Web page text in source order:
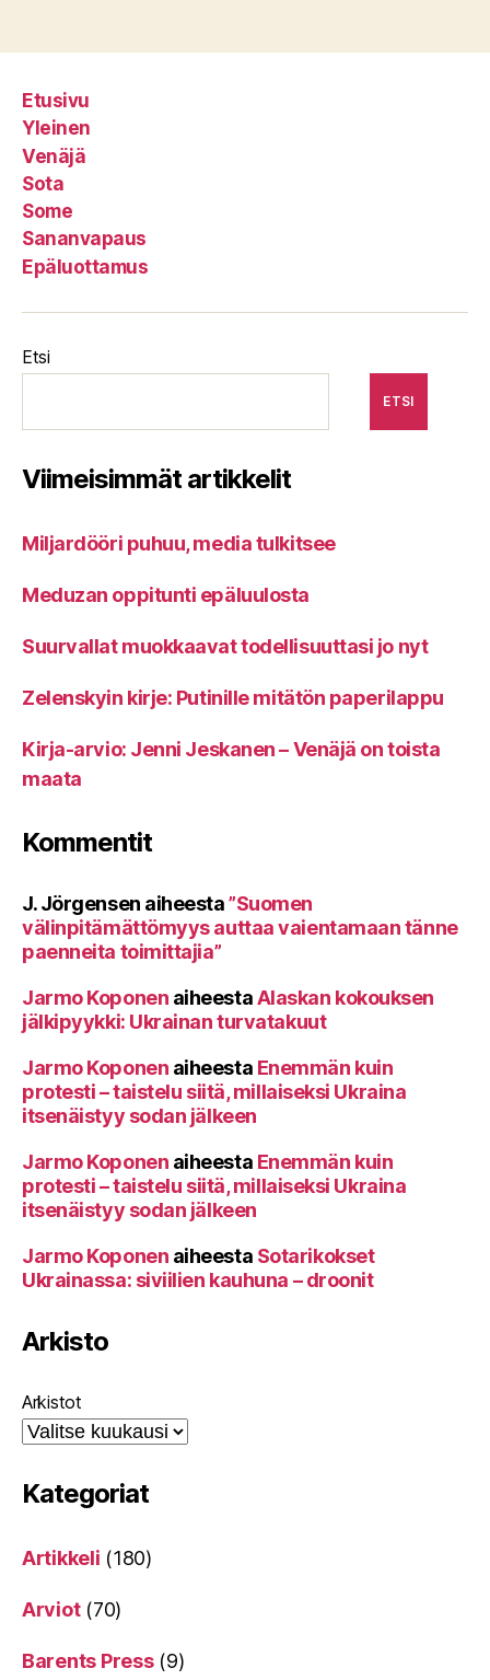
Etusivu
Yleinen
Venäjä
Sota
Some
Sananvapaus
Epäluottamus
Etsi
ETSI
Viimeisimmät artikkelit
Miljardööri puhuu, media tulkitsee
Meduzan oppitunti epäluulosta
Suurvallat muokkaavat todellisuuttasi jo nyt
Zelenskyin kirje: Putinille mitätön paperilappu
Kirja-arvio: Jenni Jeskanen – Venäjä on toista
maata
Kommentit
J. Jörgensen aiheesta”Suomen
välinpitämättömyys auttaa vaientamaan tänne
paenneita toimittajia”
Jarmo Koponen aiheestaAlaskan kokouksen
jälkipyykki: Ukrainan turvatakuut
Jarmo Koponen aiheesta Enemmän kuin
protesti – taistelu siitä, millaiseksi Ukraina
itsenäistyy sodan jälkeen
Jarmo Koponen aiheesta Enemmän kuin
protesti – taistelu siitä, millaiseksi Ukraina
itsenäistyy sodan jälkeen
Jarmo Koponen aiheesta Sotarikokset
Ukrainassa: siviilien kauhuna – droonit
Arkisto
Arkistot
Kategoriat
Artikkeli (180)
Arviot(70)
Barents Press(9)